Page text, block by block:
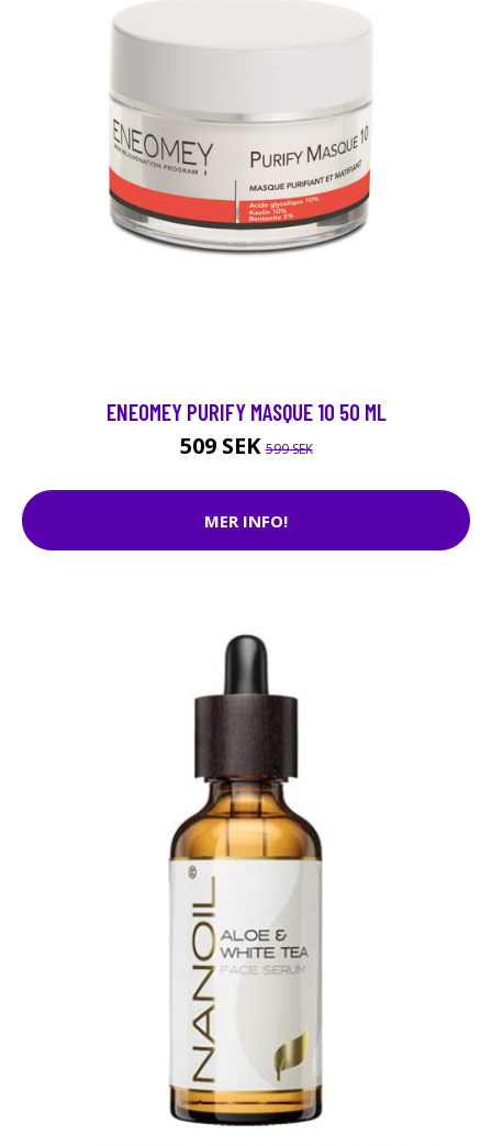
ENEOMEY PURIFY MASQUE 10 50 ML
509 SEK599 SEK
MER INFO!